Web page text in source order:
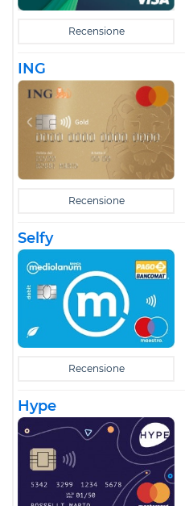
Recensione
ING
Recensione
Selfy
Recensione
Hype